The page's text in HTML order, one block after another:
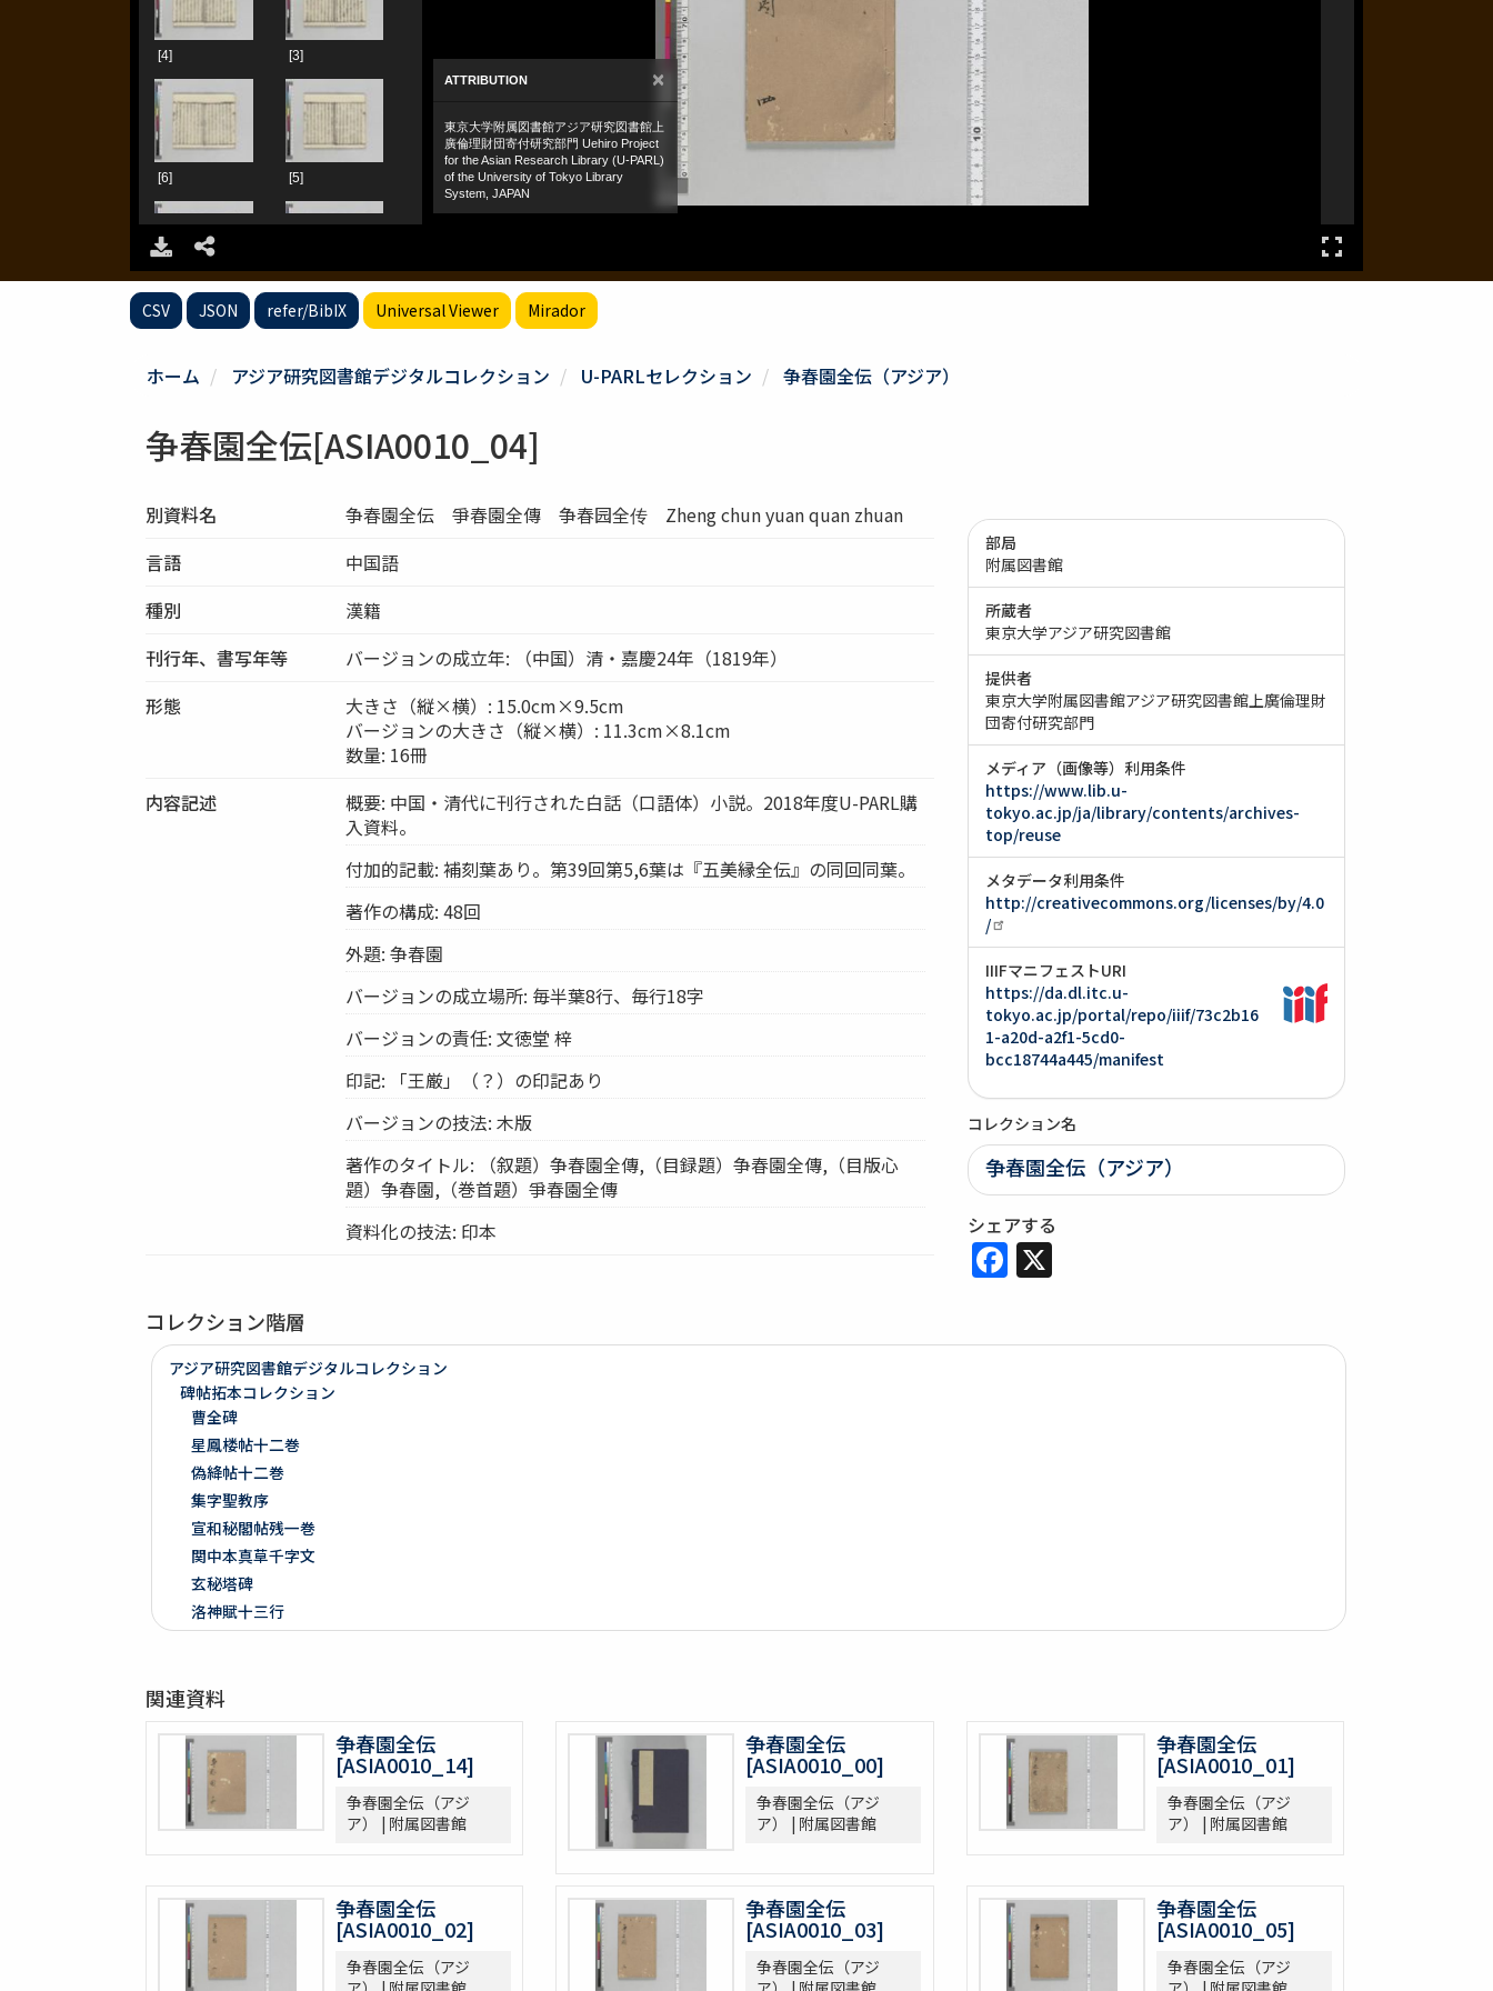
CSV JSON refer/BibIX Universal Viewer Mirador
ホーム アジア研究図書館デジタルコレクション U-PARLセレクション 争春園全伝（アジア）
争春園全伝[ASIA0010_04]
別資料名
争春園全伝 爭春園全傳 争春园全传 Zheng chun yuan quan zhuan
言語
中国語
種別
漢籍
刊行年、書写年等
バージョンの成立年: （中国）清・嘉慶24年（1819年）
形態
大きさ（縦×横）: 15.0cm×9.5cm
バージョンの大きさ（縦×横）: 11.3cm×8.1cm
数量: 16冊
内容記述
概要: 中国・清代に刊行された白話（口語体）小説。2018年度U-PARL購
入資料。
付加的記載: 補刻葉あり。第39回第5,6葉は『五美縁全伝』の同回同葉。
著作の構成: 48回
外題: 争春園
バージョンの成立場所: 毎半葉8行、毎行18字
バージョンの責任: 文徳堂 梓
印記: 「王厳」（？）の印記あり
バージョンの技法: 木版
著作のタイトル: （叙題）争春園全傳,（目録題）争春園全傳,（目版心
題）争春園,（巻首題）爭春園全傳
資料化の技法: 印本
部局
附属図書館
所蔵者
東京大学アジア研究図書館
提供者
東京大学附属図書館アジア研究図書館上廣倫理財
団寄付研究部門
メディア（画像等）利用条件
https://www.lib.u-
tokyo.ac.jp/ja/library/contents/archives-
top/reuse
メタデータ利用条件
http://creativecommons.org/licenses/by/4.0
/
IIIFマニフェストURI
https://da.dl.itc.u-
tokyo.ac.jp/portal/repo/iiif/73c2b16
1-a20d-a2f1-5cd0-
bcc18744a445/manifest
コレクション名
争春園全伝（アジア）
シェアする
Facebook
X
コレクション階層
アジア研究図書館デジタルコレクション
碑帖拓本コレクション
曹全碑
星鳳楼帖十二巻
偽絳帖十二巻
集字聖教序
宣和秘閣帖残一巻
関中本真草千字文
玄秘塔碑
洛神賦十三行
泉州本淳化閣帖十巻闕四巻
停雲館帖十二巻
偽絳帖残一巻
拪先塋記
顔氏家廟碑
張遷碑
曹全碑
争坐位稿
古今歴代法帖
朴彭年草書千字文
金麟厚草書千字文
関連資料
争春園全伝
[ASIA0010_14]
争春園全伝（アジ
ア） | 附属図書館
争春園全伝
[ASIA0010_00]
争春園全伝（アジ
ア） | 附属図書館
争春園全伝
[ASIA0010_01]
争春園全伝（アジ
ア） | 附属図書館
争春園全伝
[ASIA0010_02]
争春園全伝（アジ
争春園全伝
[ASIA0010_03]
争春園全伝（アジ
争春園全伝
[ASIA0010_05]
争春園全伝（アジ